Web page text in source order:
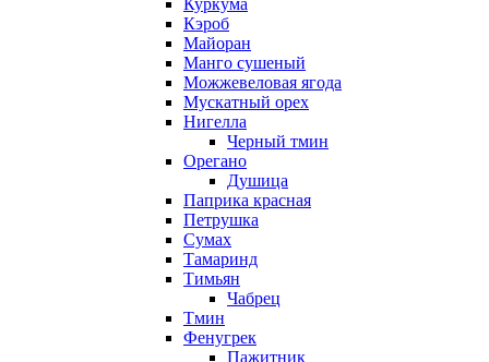
Куркума
Кэроб
Майоран
Манго сушеный
Можжевеловая ягода
Мускатный орех
Нигелла
Черный тмин
Орегано
Душица
Паприка красная
Петрушка
Сумах
Тамаринд
Тимьян
Чабрец
Тмин
Фенугрек
Пажитник